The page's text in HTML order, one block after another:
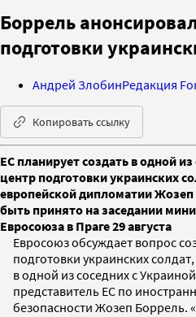
Боррель
подготовки
Андрей ЗлобинРедакция
Копировать ссылку
ЕС планирует создать в одной
центр подготовки украинских
европейской дипломатии
быть принято на заседании
Евросоюза в Праге 29 августа
Евросоюз обсуждает вопрос
подготовки украинских
в одной из соседних с
представитель ЕС по
безопасности Жозеп Боррель.